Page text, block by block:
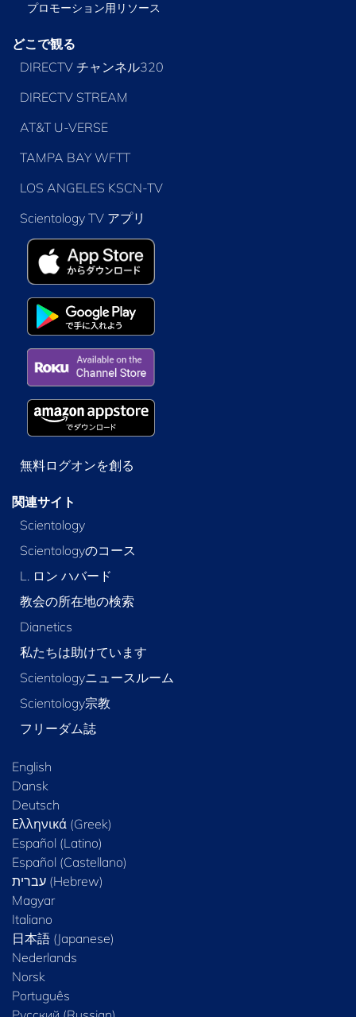
プロモーション用リソース
どこで観る
DIRECTV チャンネル320
DIRECTV STREAM
AT&T U-VERSE
TAMPA BAY WFTT
LOS ANGELES KSCN-TV
Scientology TV アプリ
無料ログオンを創る
関連サイト
Scientology
Scientologyのコース
L. ロン ハバード
教会の所在地の検索
Dianetics
私たちは助けています
Scientologyニュースルーム
Scientology宗教
フリーダム誌
English
Dansk
Deutsch
Ελληνικά (Greek)
Español (Latino)
Español (Castellano)
Magyar
Italiano
日本語 (Japanese)
Nederlands
Norsk
Português